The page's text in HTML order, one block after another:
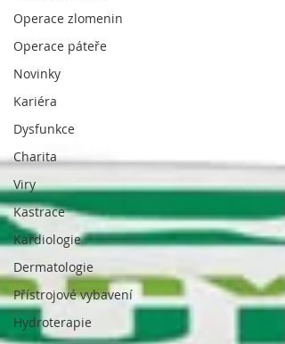
Operace zlomenin
Operace páteře
Novinky
Kariéra
Dysfunkce
Charita
Viry
Kastrace
Kardiologie
Dermatologie
Přístrojové vybavení
Hydroterapie